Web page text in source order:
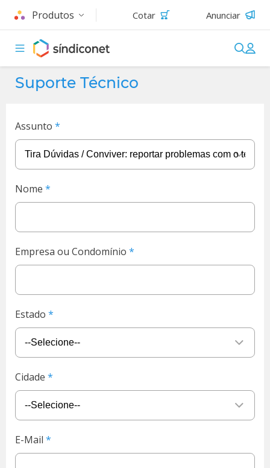
Produtos Cotar Anunciar
Suporte Técnico
Assunto
Nome
Empresa ou Condomínio
Estado
Cidade
E-Mail